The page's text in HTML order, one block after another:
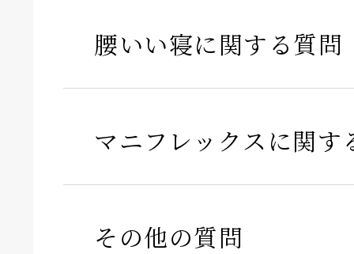
腰いい寝に関する質問
マニフレックスに関す
その他の質問